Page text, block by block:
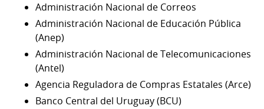
Administración Nacional de Correos
Administración Nacional de Educación Pública
(Anep)
Administración Nacional de Telecomunicaciones
(Antel)
Agencia Reguladora de Compras Estatales (Arce)
Banco Central del Uruguay (BCU)